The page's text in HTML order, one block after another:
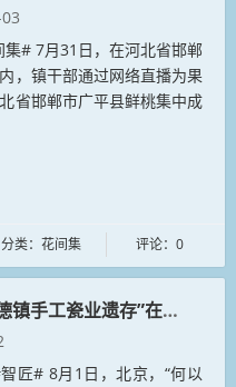
# 7月31日，在河北省邯郸
，镇干部通过网络直播为果
省邯郸市广平县鲜桃集中成
分类：花间集 评论：0
手工瓷业遗存”在中国工
匠# 8月1日，北京，“何以